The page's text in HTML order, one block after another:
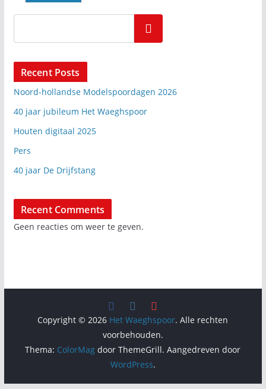
Zoeken
Recent Posts
Noord-hollandse Modelspoordagen 2026
40 jaar jubileum Het Waeghspoor
Houten digitaal 2025
Pers
40 jaar De Drijfstang
Recent Comments
Geen reacties om weer te geven.
Copyright © 2026 Het Waeghspoor. Alle rechten
voorbehouden.
Thema: ColorMag door ThemeGrill. Aangedreven door
WordPress.